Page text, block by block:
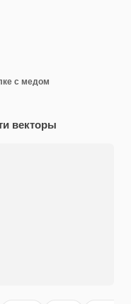
с медом
векторы